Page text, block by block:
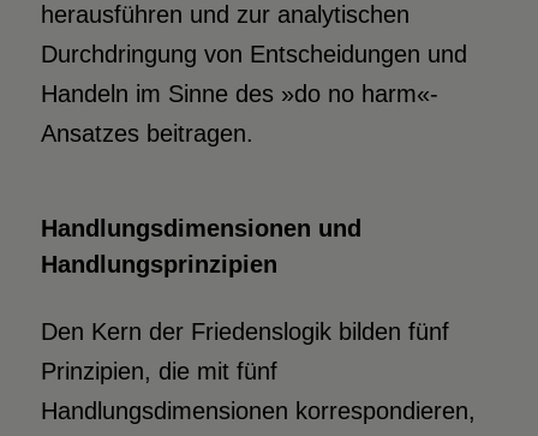
herausführen und zur analytischen
Durchdringung von Entscheidungen und
Handeln im Sinne des »do no harm«-
Ansatzes beitragen.
Handlungsdimensionen und
Handlungsprinzipien
Den Kern der Friedenslogik bilden fünf
Prinzipien, die mit fünf
Handlungsdimensionen korrespondieren,